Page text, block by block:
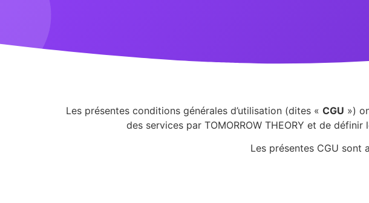
Les présentes conditions générales d’utilisation (dites « CGU »)
des services par TOMORROW THEORY et de
Les présentes CGU sont